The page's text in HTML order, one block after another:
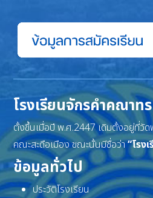
โรงเรียนจักรคำคณาท
ตั้งขึ้นเมื่อปี พ.ศ.2447 เดิมตั้งอยู่ที่วั
คณะสะดือเมือง ขณะนั้นมีชื่อว่า“โรง
ข้อมูลทั่วไป
ประวัติโรงเรียน